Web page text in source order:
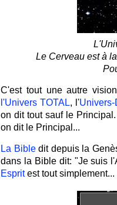
Le Cerveau est à
C'est tout une autre
l'Univers TOTAL, l'
on dit tout sauf le
on dit le Principal...
La Bibledit depuis la
dans la Bible dit: "Je suis
Espritest tout simplement...